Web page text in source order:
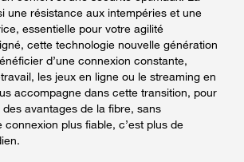
une résistance aux intempéries et une
essentielle pour votre agilité
cette technologie nouvelle génération
d’une connexion constante,
les jeux en ligne ou le streaming en
accompagne dans cette transition, pour
avantages de la fibre, sans
plus fiable, c’est plus de